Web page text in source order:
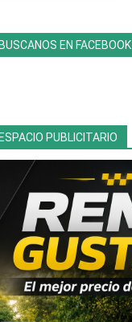
EN FACEBOOK
PUBLICITARIO